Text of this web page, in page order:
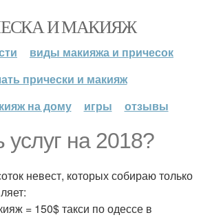
И МАКИЯЖ
виды макияжа и причесок
прически и макияж
на дому
игры отзывы
услуг на 2018?
невест, которых собираю только
= 150$ такси по одессе в